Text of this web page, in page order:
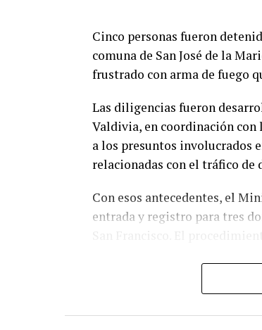
Cinco personas fueron
comuna de San José de la
frustrado con arma de fuego
Las diligencias fueron
Valdivia, en coordinación
a los presuntos involucrados
relacionadas con el tráfico de
Con esos antecedentes, el
entrada y registro para tres
Como resultado de los